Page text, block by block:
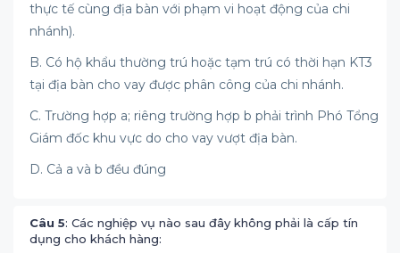
thực tế cùng địa bàn với phạm vi hoạt động của chi
nhánh).
B. Có hộ khẩu thường trú hoặc tạm trú có thời hạn KT3
tại địa bàn cho vay được phân công của chi nhánh.
C. Trường hợp a; riêng trường hợp b phải trình Phó Tổng
Giám đốc khu vực do cho vay vượt địa bàn.
D. Cả a và b đều đúng
Câu 5: Các nghiệp vụ nào sau đây không phải là cấp tín
dụng cho khách hàng: